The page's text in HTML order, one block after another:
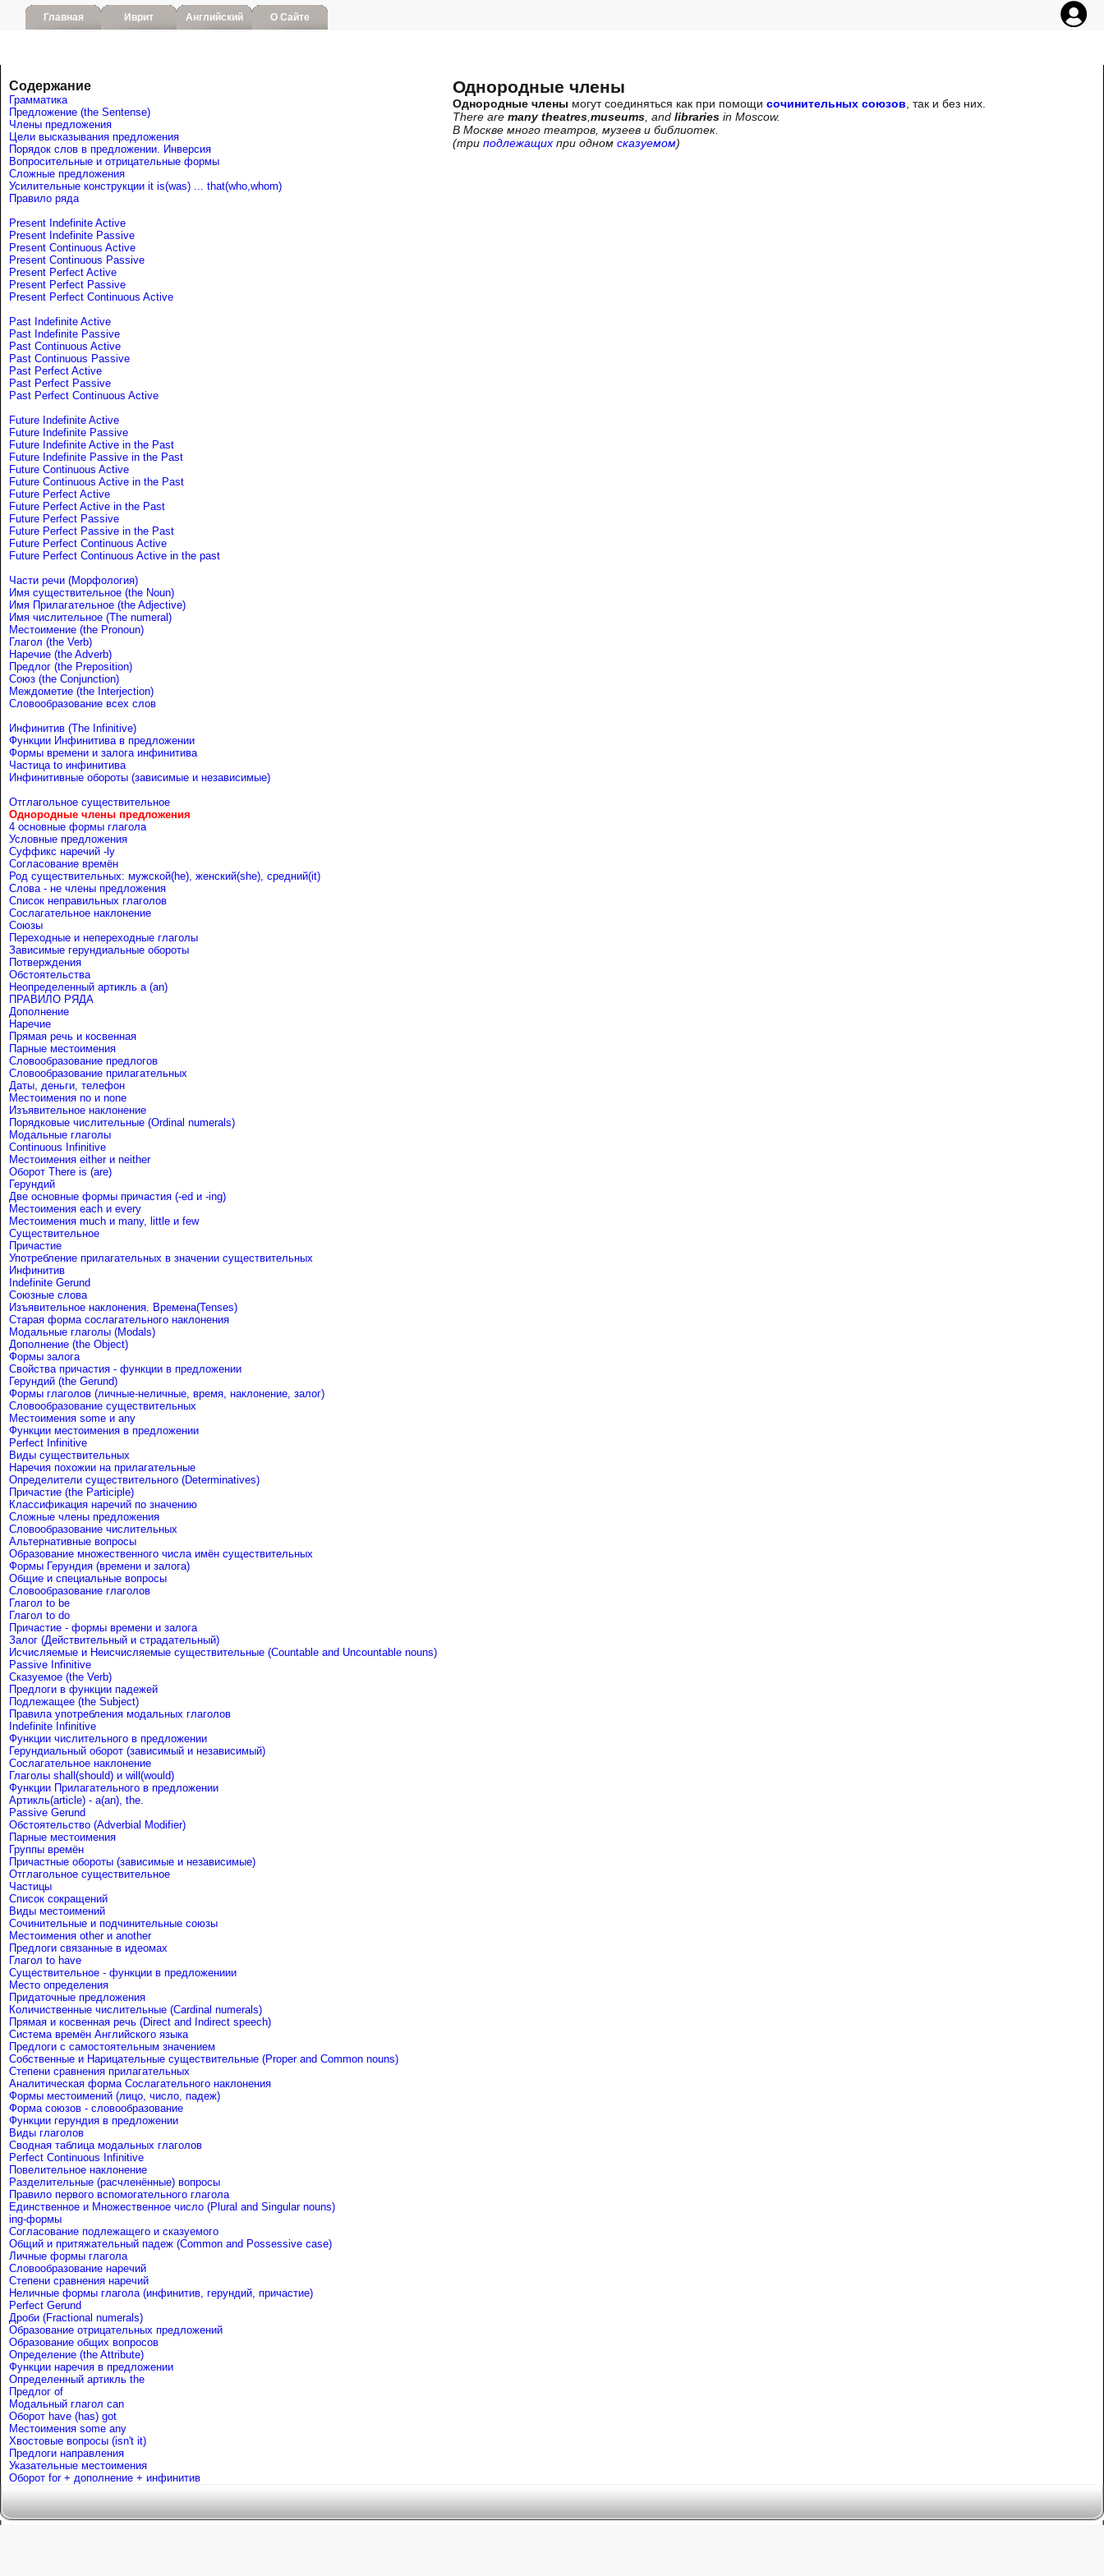
Главная Иврит Английский О Сайте
Содержание
Грамматика
Предложение (the Sentense)
Члены предложения
Цели высказывания предложения
Порядок слов в предложении. Инверсия
Вопросительные и отрицательные формы
Сложные предложения
Усилительные конструкции it is(was) ... that(who,whom)
Правило ряда
Present Indefinite Active
Present Indefinite Passive
Present Continuous Active
Present Continuous Passive
Present Perfect Active
Present Perfect Passive
Present Perfect Continuous Active
Past Indefinite Active
Past Indefinite Passive
Past Continuous Active
Past Continuous Passive
Past Perfect Active
Past Perfect Passive
Past Perfect Continuous Active
Future Indefinite Active
Future Indefinite Passive
Future Indefinite Active in the Past
Future Indefinite Passive in the Past
Future Continuous Active
Future Continuous Active in the Past
Future Perfect Active
Future Perfect Active in the Past
Future Perfect Passive
Future Perfect Passive in the Past
Future Perfect Continuous Active
Future Perfect Continuous Active in the past
Части речи (Морфология)
Имя существительное (the Noun)
Имя Прилагательное (the Adjective)
Имя числительное (The numeral)
Местоимение (the Pronoun)
Глагол (the Verb)
Наречие (the Adverb)
Предлог (the Preposition)
Союз (the Conjunction)
Междометие (the Interjection)
Словообразование всех слов
Инфинитив (The Infinitive)
Функции Инфинитива в предложении
Формы времени и залога инфинитива
Частица to инфинитива
Инфинитивные обороты (зависимые и независимые)
Отглагольное существительное
Однородные члены предложения
4 основные формы глагола
Условные предложения
Cуффикс наречий -ly
Согласование времён
Род существительных: мужской(he), женский(she), средний(it)
Слова - не члены предложения
Список неправильных глаголов
Сослагательное наклонение
Союзы
Переходные и непереходные глаголы
Зависимые герундиальные обороты
Потверждения
Обстоятельства
Неопределенный артикль a (an)
ПРАВИЛО РЯДА
Дополнение
Наречие
Прямая речь и косвенная
Парные местоимения
Словообразование предлогов
Словообразование прилагательных
Даты, деньги, телефон
Местоимения no и none
Изъявительное наклонение
Порядковые числительные (Ordinal numerals)
Модальные глаголы
Continuous Infinitive
Местоимения either и neither
Оборот There is (are)
Герундий
Две основные формы причастия (-ed и -ing)
Местоимения each и every
Местоимения much и many, little и few
Существительное
Причастие
Употребление прилагательных в значении существительных
Инфинитив
Indefinite Gerund
Союзные слова
Изъявительное наклонения. Времена(Tenses)
Старая форма сослагательного наклонения
Модальные глаголы (Modals)
Дополнение (the Object)
Формы залога
Свойства причастия - функции в предложении
Герундий (the Gerund)
Формы глаголов (личные-неличные, время, наклонение, залог)
Словообразование существительных
Местоимения some и any
Функции местоимения в предложении
Perfect Infinitive
Виды существительных
Наречия похожии на прилагательные
Определители существительного (Determinatives)
Причастие (the Participle)
Классификация наречий по значению
Сложные члены предложения
Словообразование числительных
Альтернативные вопросы
Образование множественного числа имён существительных
Формы Герундия (времени и залога)
Общие и специальные вопросы
Словообразование глаголов
Глагол to be
Глагол to do
Причастие - формы времени и залога
Залог (Действительный и страдательный)
Исчисляемые и Неисчисляемые существительные (Countable and Uncountable nouns)
Passive Infinitive
Сказуемое (the Verb)
Предлоги в функции падежей
Подлежащее (the Subject)
Правила употребления модальных глаголов
Indefinite Infinitive
Функции числительного в предложении
Герундиальный оборот (зависимый и независимый)
Сослагательное наклонение
Глаголы shall(should) и will(would)
Функции Прилагательного в предложении
Артикль(article) - a(an), the.
Passive Gerund
Обстоятельство (Adverbial Modifier)
Парные местоимения
Группы времён
Причастные обороты (зависимые и независимые)
Отглагольное существительное
Частицы
Список сокращений
Виды местоимений
Сочинительные и подчинительные союзы
Местоимения other и another
Предлоги связанные в идеомах
Глагол to have
Существительное - функции в предложениии
Место определения
Придаточные предложения
Количиственные числительные (Cardinal numerals)
Прямая и косвенная речь (Direct and Indirect speech)
Система времён Английского языка
Предлоги с самостоятельным значением
Собственные и Нарицательные cуществительные (Proper and Common nouns)
Степени сравнения прилагательных
Аналитическая форма Сослагательного наклонения
Формы местоимений (лицо, число, падеж)
Форма союзов - словообразование
Функции герундия в предложении
Виды глаголов
Сводная таблица модальных глаголов
Perfect Continuous Infinitive
Повелительное наклонение
Разделительные (расчленённые) вопросы
Правило первого вспомогательного глагола
Единственное и Множественное число (Plural and Singular nouns)
ing-формы
Согласование подлежащего и сказуемого
Общий и притяжательный падеж (Common and Possessive case)
Личные формы глагола
Словообразование наречий
Степени сравнения наречий
Неличные формы глагола (инфинитив, герундий, причастие)
Perfect Gerund
Дроби (Fractional numerals)
Образование отрицательных предложений
Образование общих вопросов
Определение (the Attribute)
Функции наречия в предложении
Определенный артикль the
Предлог of
Mодальный глагол can
Оборот have (has) got
Местоимения some any
Хвостовые вопросы (isn't it)
Предлоги направления
Указательные местоимения
Оборот for + дополнение + инфинитив
Однородные члены
Однородные члены могут соединяться как при помощи сочинительных союзов , так и без них.
There are many theatres museums , and libraries in Moscow.
В Москве много театров, музеев и библиотек.
(три подлежащих при одном сказуемом)